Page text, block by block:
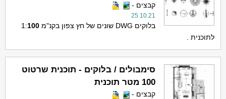
קבצים -
25.10.21
בלוקים DWG שונים של חץ צפון בקנ"מ 1:
100
לתוכנית .
סימבולים / בלוקים - תוכנית שרטוט
100 מטר תוכנית
קבצים -